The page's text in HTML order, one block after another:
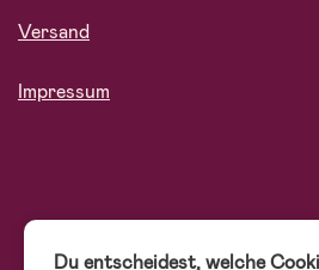
Versand
Impressum
Du entscheidest, welche